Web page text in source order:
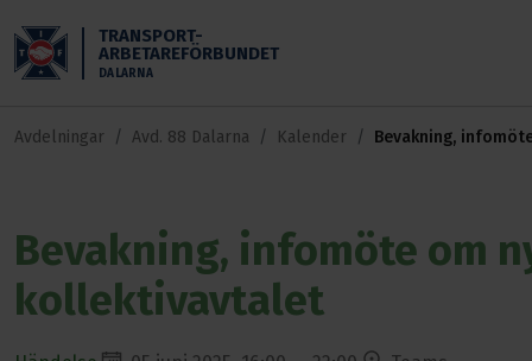
TRANSPORT-
ARBETAREFÖRBUNDET
DALARNA
Avdelningar Avd. 88 Dalarna Kalender
Bevakning,
Bevakning, infomöte om
kollektivavtalet